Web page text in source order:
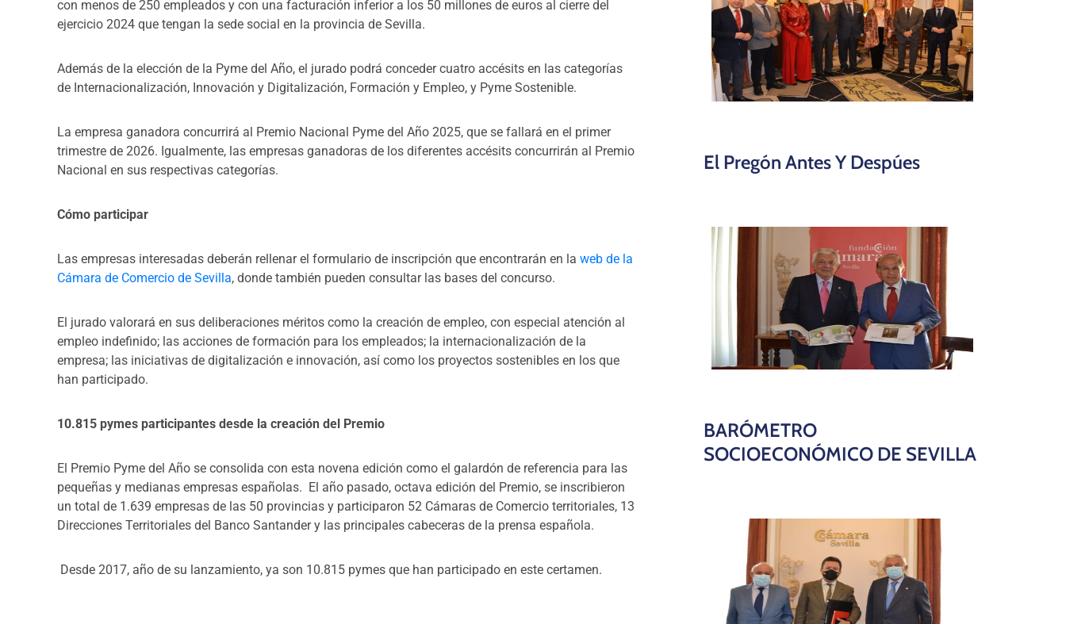
con menos de 250 empleados y con una facturación inferior a los 50 millones de euros al cierre del
ejercicio 2024 que tengan la sede social en la provincia de Sevilla.
Además de la elección de la Pyme del Año, el jurado podrá conceder cuatro accésits en las categorías
de Internacionalización, Innovación y Digitalización, Formación y Empleo, y Pyme Sostenible.
La empresa ganadora concurrirá al Premio Nacional Pyme del Año 2025, que se fallará en el primer
trimestre de 2026. Igualmente, las empresas ganadoras de los diferentes accésits concurrirán al Premio
Nacional en sus respectivas categorías.
Cómo participar
Las empresas interesadas deberán rellenar el formulario de inscripción que encontrarán en la web de la
Cámara de Comercio de Sevilla, donde también pueden consultar las bases del concurso.
El jurado valorará en sus deliberaciones méritos como la creación de empleo, con especial atención al
empleo indefinido; las acciones de formación para los empleados; la internacionalización de la
empresa; las iniciativas de digitalización e innovación, así como los proyectos sostenibles en los que
han participado.
10.815 pymes participantes desde la creación del Premio
El Premio Pyme del Año se consolida con esta novena edición como el galardón de referencia para las
pequeñas y medianas empresas españolas. El año pasado, octava edición del Premio, se inscribieron
un total de 1.639 empresas de las 50 provincias y participaron 52 Cámaras de Comercio territoriales, 13
Direcciones Territoriales del Banco Santander y las principales cabeceras de la prensa española.
Desde 2017, año de su lanzamiento, ya son 10.815 pymes que han participado en este certamen.
El Pregón Antes Y Despúes
BARÓMETRO
SOCIOECONÓMICO DE SEVILLA